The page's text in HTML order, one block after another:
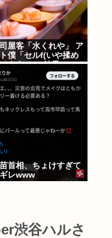
屋客「水くれや」 ア
僕「セルf(いや揉め
よう)」→結果ｗｗ
首相、ちょけすぎて
レwww
渋谷ハルさ